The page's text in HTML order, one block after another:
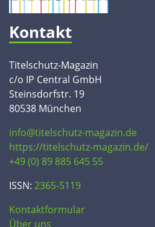
Kontakt
Titelschutz-Magazin
c/o IP Central GmbH
Steinsdorfstr. 19
80538 München
info@titelschutz-magazin.de
https://titelschutz-magazin.de/
+49 (0) 89 885 645 55
ISSN: 2365-5119
Kontaktformular
Über uns